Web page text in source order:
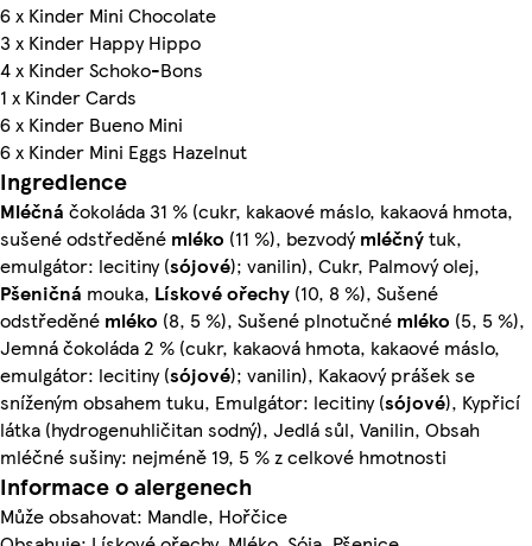
6 x Kinder Mini Chocolate
3 x Kinder Happy Hippo
4 x Kinder Schoko-Bons
1 x Kinder Cards
6 x Kinder Bueno Mini
6 x Kinder Mini Eggs Hazelnut
Ingredience
Mléčná čokoláda 31 % (cukr, kakaové máslo, kakaová hmota,
sušené odstředěné mléko (11 %), bezvodýmléčnýtuk,
emulgátor: lecitiny (sójové); vanilin), Cukr, Palmový olej,
Pšeničná mouka, Lískové ořechy (10, 8 %), Sušené
odstředěné mléko (8, 5 %), Sušené plnotučné mléko (5, 5 %),
Jemná čokoláda 2 % (cukr, kakaová hmota, kakaové máslo,
emulgátor: lecitiny (sójové); vanilin), Kakaový prášek se
sníženým obsahem tuku, Emulgátor: lecitiny (sójové), Kypřicí
látka (hydrogenuhličitan sodný), Jedlá sůl, Vanilin, Obsah
mléčné sušiny: nejméně 19, 5 % z celkové hmotnosti
Informace o alergenech
Může obsahovat: Mandle, Hořčice